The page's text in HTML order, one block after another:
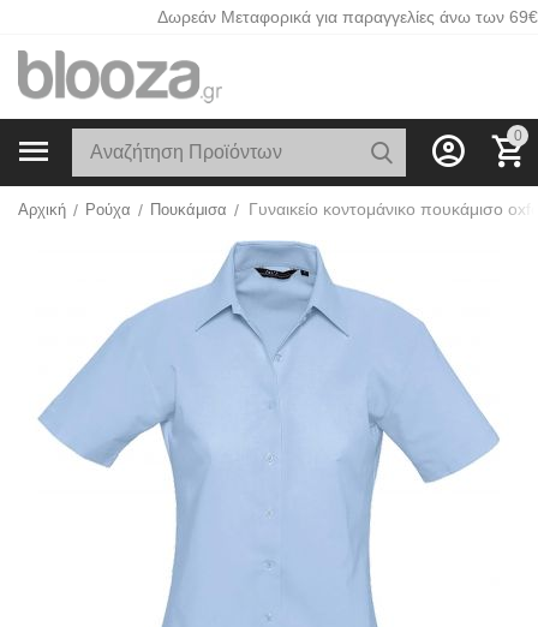
Δωρεάν Μεταφορικά για παραγγελίες άνω των 69€
0
Αρχική / Ρούχα / Πουκάμισα /